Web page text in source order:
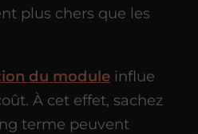
plus chers que les
du module influe
À cet effet, sachez
terme peuvent